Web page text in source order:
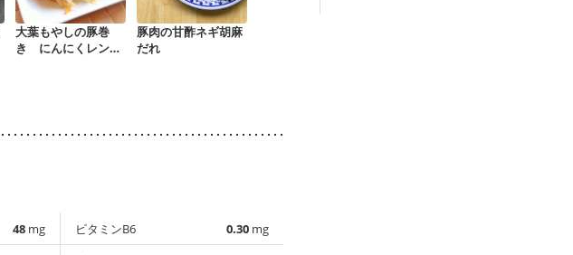
大葉もやしの豚巻
き にんにくレンジ
豚肉の甘酢ネギ胡麻
だれ
48 mg
ビタミンB6 0.30 mg